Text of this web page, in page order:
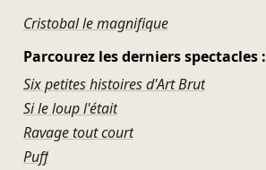
Cristobal le magnifique
Parcourez les derniers spectacles :
Six petites histoires d'Art Brut
Si le loup l'était
Ravage tout court
Puff